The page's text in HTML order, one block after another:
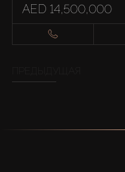
AED 14,500,000